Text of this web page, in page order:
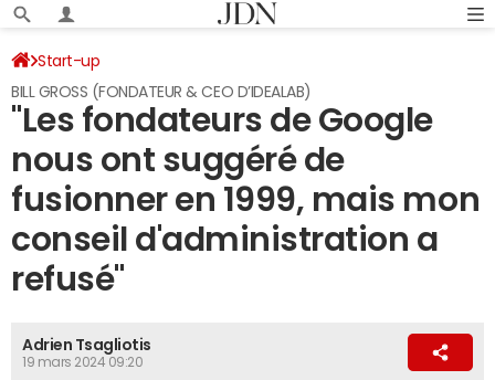
Start-up
BILL GROSS (FONDATEUR & CEO D’IDEALAB)
"Les fondateurs de Google
nous ont suggéré de
fusionner en 1999, mais mon
conseil d'administration a
refusé"
Adrien Tsagliotis
19 mars 2024 09:20